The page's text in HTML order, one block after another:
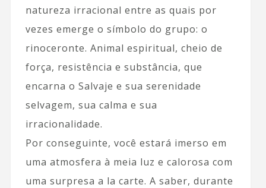
natureza irracional entre as quais por
vezes emerge o símbolo do grupo: o
rinoceronte. Animal espiritual, cheio de
força, resistência e substância, que
encarna o Salvaje e sua serenidade
selvagem, sua calma e sua
irracionalidade.
Por conseguinte, você estará imerso em
uma atmosfera à meia luz e calorosa com
uma surpresa a la carte. A saber, durante